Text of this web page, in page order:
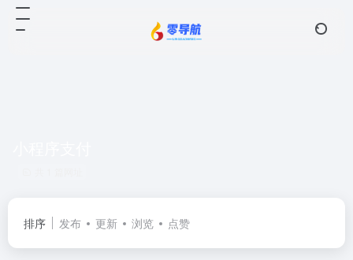
排序 发布 更新 浏览 点赞